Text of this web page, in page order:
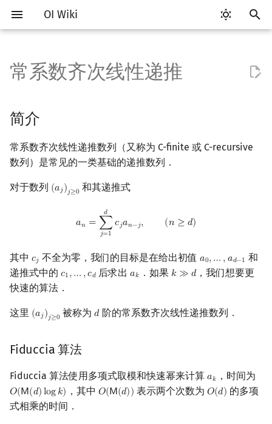
OI Wiki
入
始
搜
Getting Started
关于本项目
如何参与
OI Wiki 不是什么
F.A.Q.
镜像站列表
致谢
比赛相关简介
赛事
OI 赛事与赛制
题型
题型概述
学习路线
读入、输出优化
常见错误
常见技巧
出题
工具软件简介
代码编辑工具
Vim
VS Code
Atom
Notepad++
Kate
CLion
Xcode
评测工具
评测工具简介
Cena
CCR Plus
命令行
WSL (Windows 10)
Special Judge
Testlib
Testlib 简介
Generator
Validator
Checker
Polygon
OJ 工具
LaTeX 入门
语言基础简介
C++ 基础
Hello, World!
变量
运算
高级数据类型
函数
C++ 标准库
C++ 标准库简介
STL 算法
bitset
pair
C++ 进阶
类
值类别
重载运算符
常量
新版 C++ 特性
pb_ds
Pascal 转 C++ 急救
Python 速成
Java 速成
Java 进阶
算法基础简介
复杂度
复杂度简介
枚举
模拟
排序
排序简介
冒泡排序
插入排序
基数排序
快速排序
堆排序
希尔排序
前缀和 & 差分
二分
倍增
构造
搜索部分简介
DFS（搜索）
BFS（搜索）
双向搜索
迭代加深搜索
IDA*
回溯法
Dancing Links
Alpha–Beta 剪枝
优化
动态规划部分简介
动态规划基础
记忆化搜索
背包 DP
树形 DP
状压 DP
数位 DP
插头 DP
计数 DP
动态 DP
DP 优化简介
斜率优化
四边形不等式优化
WQS 二分
状态设计优化
字符串部分简介
字符串基础
标准库
字符串匹配
前缀函数与 KMP 算法
Boyer–Moore 算法
Z 函数（扩展 KMP）
AC 自动机
后缀数组 (SA)
后缀数组简介
后缀自动机 (SAM)
数字系统简介
进位制
平衡三进制
格雷码
数论基础
模算术简介
素数
最大公约数
分解质因数
裴蜀定理 & 一次不定方程
费马小定理 & 欧拉定理
模逆元
线性同余方程
中国剩余定理
简介
Fiduccia 算法
表示为有理函数
Bostan–Mori 算法
计算连续若干项
找到新的有理函数表示
参考文献
排列组合
抽屉原理
容斥原理
斐波那契数列
斯特林数
贝尔数
伯努利数
Entringer Number
Eulerian Number
分拆数
线性代数简介
向量
内积和外积
矩阵
线性空间
线性基
线性映射
特征多项式
对角化
Jordan标准型
线性规划基础
单纯形法
基本概念
群论
环论
域论
基本概念
条件概率与独立性
随机变量
随机变量的数字特征
博弈论简介
公平组合游戏
零和游戏
非公平组合游戏
插值
数值积分
高斯消元
牛顿迭代法
数据结构部分简介
栈
队列
链表
并查集
堆
堆简介
配对堆
左偏树
块状数据结构
分块思想
块状链表
树分块
单调栈
单调队列
ST 表
树状数组
线段树基础
李超线段树
猫树
二叉搜索树 & 平衡树
Splay 树
WBLT
笛卡尔树
Size Balanced Tree
红黑树
AA 树
可持久化数据结构简介
可持久化块状数组
可持久化平衡树
可持久化可并堆
线段树套线段树
线段树套平衡树
树状数组套权值线段树
Link Cut Tree
Euler Tour Tree
Top Tree
图论部分简介
图论相关概念
图的存储
DFS（图论）
树基础
树的中心
树的重心
树链剖分
树上启发式合并
树分治
AHU 算法
有向无环图
拓扑排序
最短路问题
最短路
k 短路
同余最短路
生成树问题
最小生成树
最小直径生成树
斯坦纳树
拆点
强连通分量
割点和桥
圆方树
网络流简介
最小割
费用流
Stoer–Wagner 算法
图匹配
二分图最大权匹配
一般图最大匹配
稳定匹配
计算几何部分简介
二维计算几何基础
三维计算几何基础
距离
凸包
扫描线
旋转卡壳
半平面交
平面最近点对
随机增量法
杂项简介
离散化
双指针
离线算法
离线算法简介
整体二分
莫队算法
随机函数
爬山算法
模拟退火
悬线法
有限状态自动机
计算理论基础
字节顺序
约瑟夫问题
表达式求值
RMQ
并查集应用
括号序列
线段树与离线询问
常系数齐次线性递推
简介
常系数齐次线性递推数列（又称为 C-finite 或 C-recursive
数列）是常见的一类基础的递推数列．
对于数列 (𝑎𝑗)𝑗≥0
(aj)j≥0 和其递推式
𝑎𝑛 =
𝑑
∑
𝑗=1
𝑐𝑗𝑎𝑛−𝑗, (𝑛 ≥ 𝑑)
n=∑
其中 𝑐𝑗
cj 不全为零，我们的目标是在给出初值 𝑎0,… ,𝑎𝑑−1
a0, …, ad−1 和
递推式中的 𝑐1,… ,𝑐𝑑
c1, …, cd 后求出𝑎𝑘
ak ．如果 𝑘 ≫ 𝑑
k≫d ，我们想要更
快速的算法．
这里 (𝑎𝑗)𝑗≥0
(aj)j≥0 被称为𝑑
d阶的常系数齐次线性递推数列．
Fiduccia 算法
Fiduccia 算法使用多项式取模和快速幂来计算 𝑎𝑘
ak ，时间为
𝑂(𝖬(𝑑)log𝑘)
O(M(d)logk ) ，其中 𝑂(𝖬(𝑑))
O(M(d)) 表示两个次数为 𝑂(𝑑)
O(d) 的多项
式相乘的时间．